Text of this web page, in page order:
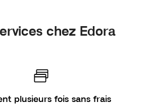
chez Edora
plusieurs fois sans frais